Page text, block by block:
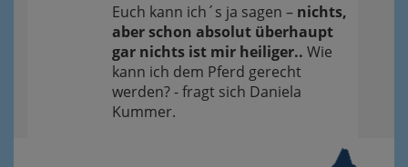
Euch kann ich´s ja sagen – nichts,
aber schon absolut überhaupt
gar nichts ist mir heiliger.. Wie
kann ich dem Pferd gerecht
werden? - fragt sich Daniela
Kummer.